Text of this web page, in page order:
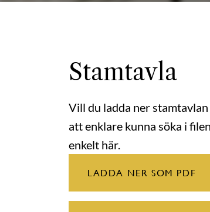
Stamtavla
Vill du ladda ner
att enklare kunna söka i
enkelt här.
LADDA NER SOM PDF